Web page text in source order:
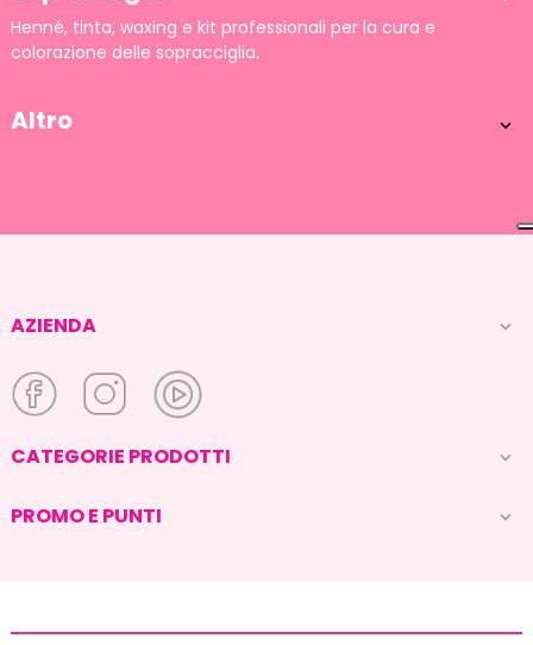
Henné, tinta, waxing e kit professionali per la cura e
colorazione delle sopracciglia.
Altro 
AZIENDA 
CATEGORIE PRODOTTI 
PROMO E PUNTI 